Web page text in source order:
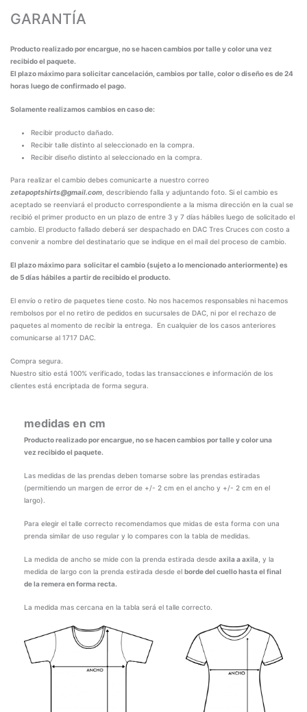
GARANTÍA
Producto realizado por encargue, no se hacen cambios por talle y color una vez
recibido el paquete.
El plazo máximo para solicitar cancelación, cambios por talle, color o diseño es de 24
horas luego de confirmado el pago.
Solamente realizamos cambios en caso de:
Recibir producto dañado.
Recibir talle distinto al seleccionado en la compra.
Recibir diseño distinto al seleccionado en la compra.
Para realizar el cambio debes comunicarte a nuestro correo
zetapoptshirts@gmail.com , describiendo falla y adjuntando foto. Si el cambio es
aceptado se reenviará el producto correspondiente a la misma dirección en la cual se
recibió el primer producto en un plazo de entre 3 y 7 días hábiles luego de solicitado el
cambio. El producto fallado deberá ser despachado en DAC Tres Cruces con costo a
convenir a nombre del destinatario que se indique en el mail del proceso de cambio.
El plazo máximo para solicitar el cambio (sujeto a lo mencionado anteriormente) es
de 5 días hábiles a partir de recibido el producto.
El envío o retiro de paquetes tiene costo. No nos hacemos responsables ni hacemos
rembolsos por el no retiro de pedidos en sucursales de DAC, ni por el rechazo de
paquetes al momento de recibir la entrega. En cualquier de los casos anteriores
comunicarse al 1717 DAC.
Compra segura.
Nuestro sitio está 100% verificado, todas las transacciones e información de los
clientes está encriptada de forma segura.
medidas en cm
Producto realizado por encargue, no se hacen cambios por talle y color una
vez recibido el paquete.
Las medidas de las prendas deben tomarse sobre las prendas estiradas
(permitiendo un margen de error de +/- 2 cm en el ancho y +/- 2 cm en el
largo).
Para elegir el talle correcto recomendamos que midas de esta forma con una
prenda similar de uso regular y lo compares con la tabla de medidas.
La medida de ancho se mide con la prenda estirada desdeaxila a axila , y la
medida de largo con la prenda estirada desde elborde del cuello hasta el final
de la remera en forma recta.
La medida mas cercana en la tabla será el talle correcto.